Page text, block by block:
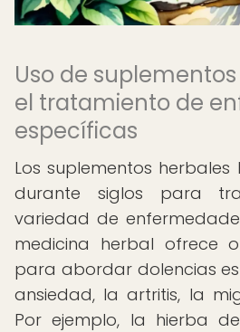
Uso de
el tratamiento de
específicas
Los suplementos herbales
durante siglos para
variedad de
medicina herbal ofrece
para abordar dolencias
ansiedad, la artritis, la
Por ejemplo, la hierba